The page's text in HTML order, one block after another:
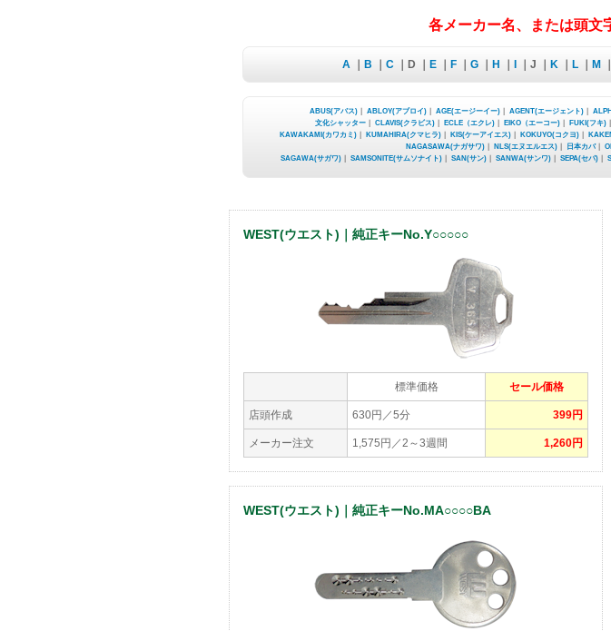
各メーカー名、または頭文
A B C ｜D ｜ E F G H ｜J ｜ K L M
ABUS(アバス)｜ ABLOY(アブロイ)｜ AGE(エージーイー)｜ AGENT(エージェント)｜
文化シャッター｜ CLAVIS(クラビス)｜ ECLE（エクレ)｜ EIKO（エーコー)｜ FUKI(フキ)｜
KAWAKAMI(カワカミ)
KUMAHIRA(クマヒラ) KIS(ケーアイエス) KOKUYO(コクヨ)
NAGASAWA(ナガサワ)｜ NLS(エヌエルエス)｜ 日本カバ｜
SAGAWA(サガワ)｜ SAMSONITE(サムソナイト)｜ SAN(サン)｜ SANWA(サンワ)｜ SEPA(セパ)｜
WEST(ウエスト)｜純正キーNo.Y○○○○○
標準価格 セール価格
店頭作成 630円／5分 399円
メーカー注文 1,575円／2～3週間 1,260円
WEST(ウエスト)｜純正キーNo.MA○○○○BA